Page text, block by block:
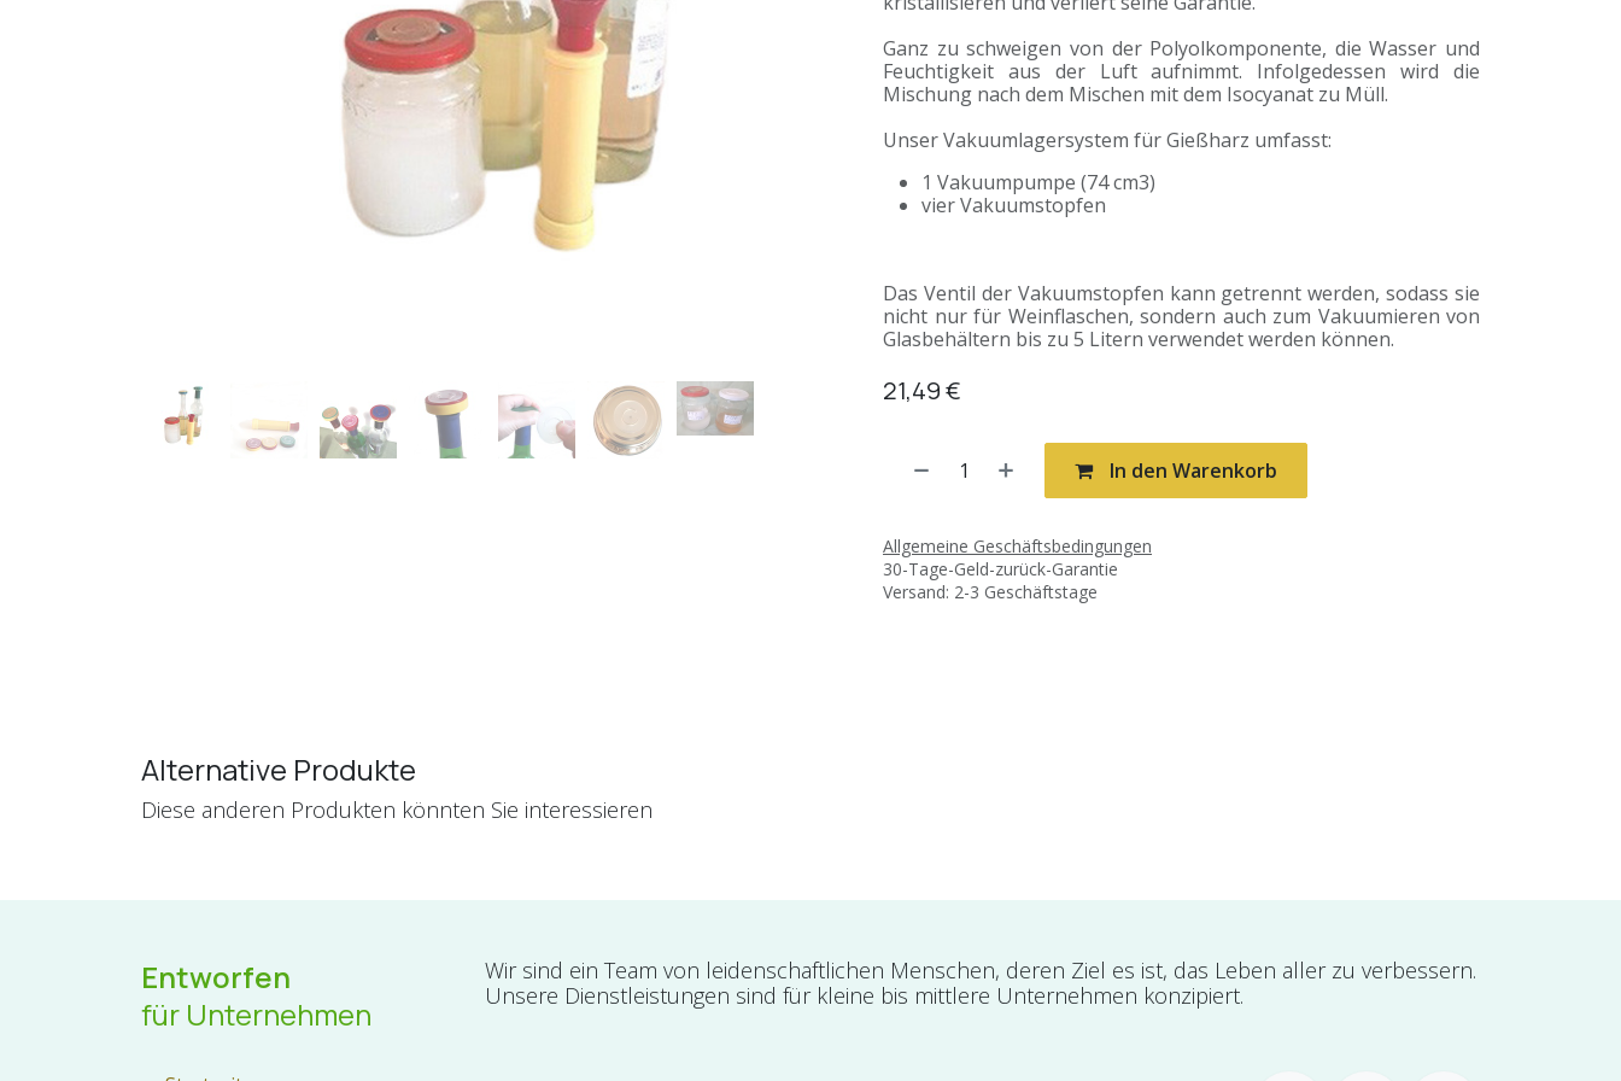
Ganz zu schweigen von der Polyolkomponente, die Wasser und
Feuchtigkeit aus der Luft aufnimmt. Infolgedessen wird die
Mischung nach dem Mischen mit dem Isocyanat zu Müll.
Unser Vakuumlagersystem für Gießharz umfasst:
1 Vakuumpumpe (74 cm3)
vier Vakuumstopfen
Das Ventil der Vakuumstopfen kann getrennt werden, sodass sie
nicht nur für Weinflaschen, sondern auch zum Vakuumieren von
Glasbehältern bis zu 5 Litern verwendet werden können.
21,49€
In den Warenkorb
Allgemeine Geschäftsbedingungen
30-Tage-Geld-zurück-Garantie
Versand: 2-3 Geschäftstage
Alternative Produkte
Diese anderen Produkten könnten Sie interessieren
Entworfen
für Unternehmen
Wir sind ein Team von leidenschaftlichen Menschen, deren Ziel es ist, das Leben aller zu verbessern.
Unsere Dienstleistungen sind für kleine bis mittlere Unternehmen konzipiert.